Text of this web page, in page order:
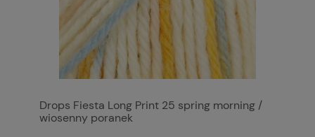
Drops Fiesta Long Print 25 spring morning /
wiosenny poranek